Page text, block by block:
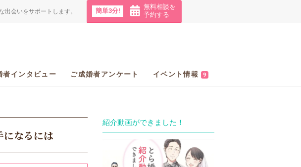
会いをサポートします。 簡単3分!
無料相談を
予約する
者インタビュー ご成婚者アンケート イベント情報 9
なるには
紹介動画ができました！